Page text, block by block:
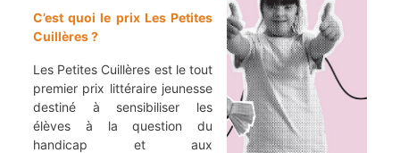
C’est quoi le prix Les Petites
Cuillères ?
Les Petites Cuillères est le tout
premier prix littéraire jeunesse
destiné à sensibiliser les
élèves à la question du
handicap et aux